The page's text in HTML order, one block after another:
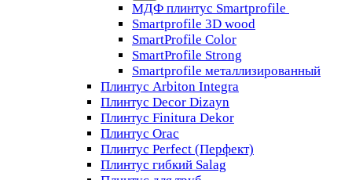
МДФ плинтус Smartprofile
Smartprofile 3D wood
SmartProfile Color
SmartProfile Strong
Smartprofile металлизированный
Плинтус Arbiton Integra
Плинтус Decor Dizayn
Плинтус Finitura Dekor
Плинтус Orac
Плинтус Perfect (Перфект)
Плинтус гибкий Salag